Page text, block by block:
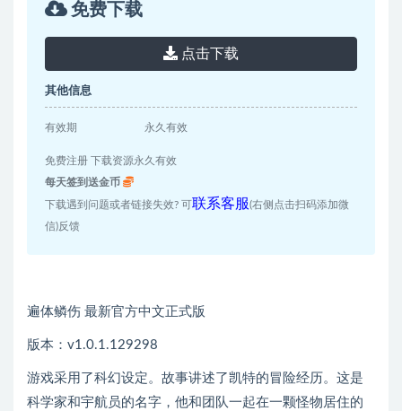
免费下载
点击下载
其他信息
有效期 永久有效
免费注册 下载资源永久有效
每天签到送金币
下载遇到问题或者链接失效? 可联系客服(右侧点击扫码添加微
信)反馈
遍体鳞伤 最新官方中文正式版
版本：v1.0.1.129298
游戏采用了科幻设定。故事讲述了凯特的冒险经历。这是
科学家和宇航员的名字，他和团队一起在一颗怪物居住的